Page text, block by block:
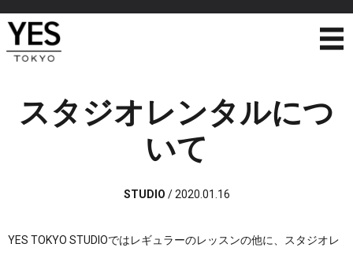
スタジオレンタルにつ
いて
STUDIO /2020.01.16
YES TOKYO STUDIOではレギュラーのレッスンの他に、スタジオレ